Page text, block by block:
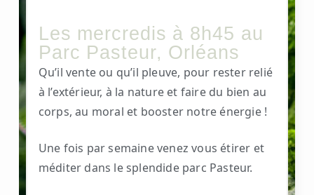
Les mercredis à 8h45 au
Parc Pasteur, Orléans
Qu’il vente ou qu’il pleuve, pour rester relié
à l’extérieur, à la nature et faire du bien au
corps, au moral et booster notre énergie !
Une fois par semaine venez vous étirer et
méditer dans le splendide parc Pasteur.